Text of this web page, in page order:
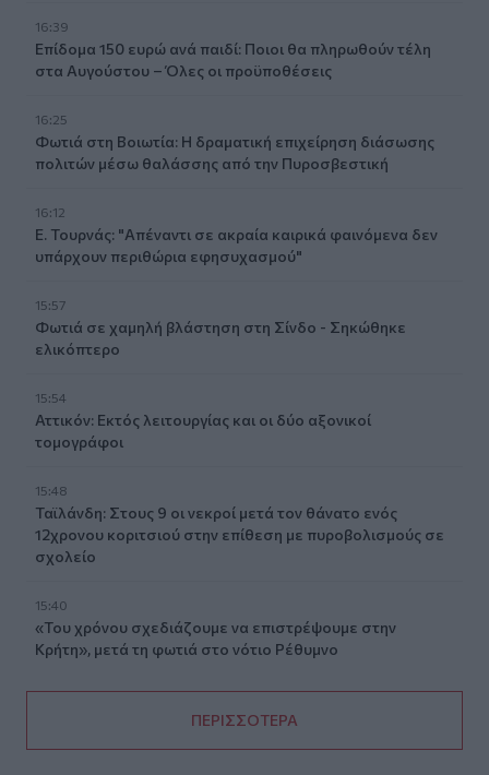
16:39
Επίδομα 150 ευρώ ανά παιδί: Ποιοι θα πληρωθούν τέλη
στα Αυγούστου – Όλες οι προϋποθέσεις
16:25
Φωτιά στη Βοιωτία: Η δραματική επιχείρηση διάσωσης
πολιτών μέσω θαλάσσης από την Πυροσβεστική
16:12
Ε. Τουρνάς: "Απέναντι σε ακραία καιρικά φαινόμενα δεν
υπάρχουν περιθώρια εφησυχασμού"
15:57
Φωτιά σε χαμηλή βλάστηση στη Σίνδο - Σηκώθηκε
ελικόπτερο
15:54
Αττικόν: Εκτός λειτουργίας και οι δύο αξονικοί
τομογράφοι
15:48
Ταϊλάνδη: Στους 9 οι νεκροί μετά τον θάνατο ενός
12χρονου κοριτσιού στην επίθεση με πυροβολισμούς σε
σχολείο
15:40
«Του χρόνου σχεδιάζουμε να επιστρέψουμε στην
Κρήτη», μετά τη φωτιά στο νότιο Ρέθυμνο
ΠΕΡΙΣΣΟΤΕΡΑ